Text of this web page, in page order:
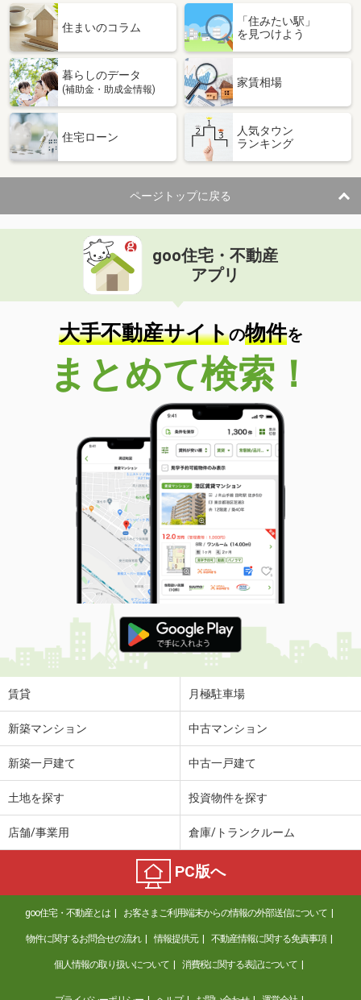
住まいのコラム
「住みたい駅」
を見つけよう
暮らしのデータ
(補助金・助成金情報)
家賃相場
住宅ローン
人気タウン
ランキング
ページトップに戻る
goo住宅・不動産
アプリ
大手不動産サイトの物件を
まとめて検索！
賃貸 月極駐車場
新築マンション 中古マンション
新築一戸建て 中古一戸建て
土地を探す 投資物件を探す
店舗/事業用 倉庫/トランクルーム
PC版へ
goo住宅・不動産とは お客さまご利用端末からの情報の外部送信について
物件に関するお問合せの流れ 情報提供元 不動産情報に関する免責事項
個人情報の取り扱いについて 消費税に関する表記について